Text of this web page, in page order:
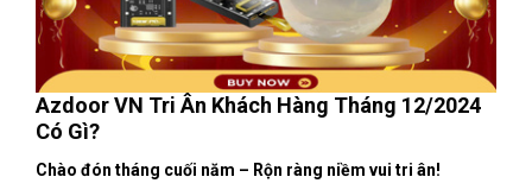
Azdoor VN Tri Ân Khách Hàng Tháng 12/2024
Có Gì?
Chào đón tháng cuối năm – Rộn ràng niềm vui tri ân!